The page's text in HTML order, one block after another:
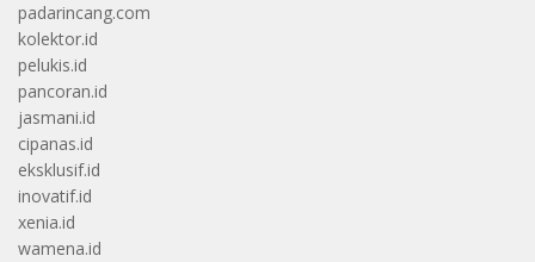
padarincang.com
kolektor.id
pelukis.id
pancoran.id
jasmani.id
cipanas.id
eksklusif.id
inovatif.id
xenia.id
wamena.id